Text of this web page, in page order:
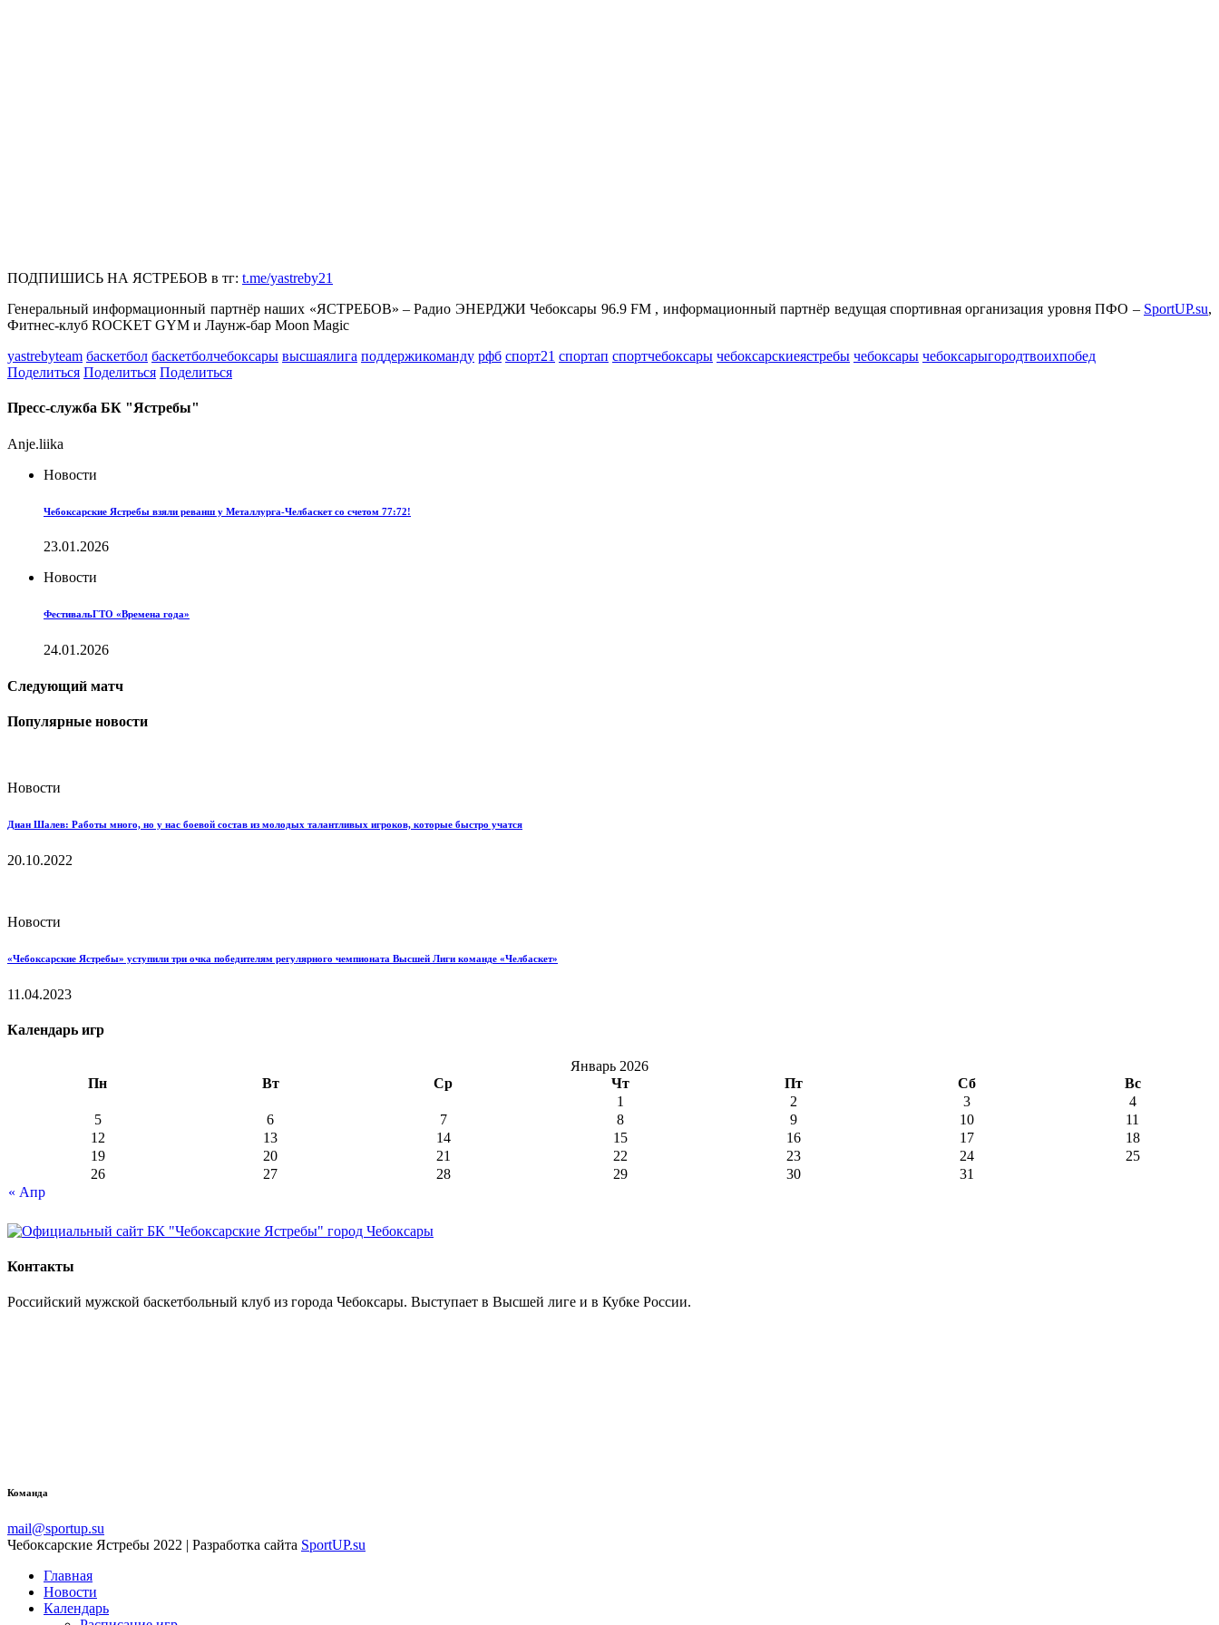
ПОДПИШИСЬ НА ЯСТРЕБОВ в тг: t.me/yastreby21
Генеральный информационный партнёр наших «ЯСТРЕБОВ» – Радио ЭНЕРДЖИ Чебоксары 96.9 FM , информационный партнёр ведущая спортивная организация уровня ПФО – SportUP.su,
Фитнес-клуб ROCKET GYM и Лаунж-бар Moon Magic
yastrebyteam баскетбол баскетболчебоксары высшаялига поддержикоманду рфб спорт21 спортап спортчебоксары чебоксарскиеястребы чебоксары чебоксарыгородтвоихпобед
Поделиться Поделиться Поделиться
Пресс-служба БК "Ястребы"
Anje.liika
Новости
Чебоксарские Ястребы взяли реванш у Металлурга-Челбаскет со счетом 77:72!
23.01.2026
Новости
ФестивальГТО «Времена года»
24.01.2026
Следующий матч
Популярные новости
Новости
Диан Шалев: Работы много, но у нас боевой состав из молодых талантливых игроков, которые быстро учатся
20.10.2022
Новости
«Чебоксарские Ястребы» уступили три очка победителям регулярного чемпионата Высшей Лиги команде «Челбаскет»
11.04.2023
Календарь игр
Январь 2026
Пн
Вт Ср Чт Пт Сб Вс
« Апр
1 2 3
4
5
6 7 8 9 10
11
12
13 14 15 16 17
18
19
20 21 22 23 24
25
26
27 28 29 30 31
Контакты
Российский мужской баскетбольный клуб из города Чебоксары. Выступает в Высшей лиге и в Кубке России.
Команда
mail@sportup.su
Чебоксарские Ястребы 2022 | Разработка сайта SportUP.su
Главная
Новости
Календарь